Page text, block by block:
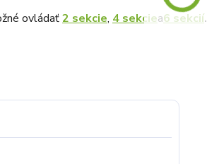
ovládať2 sekcie, 4 sekciea6 sekcií.